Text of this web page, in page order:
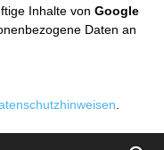
Inhalte von Google
Daten an